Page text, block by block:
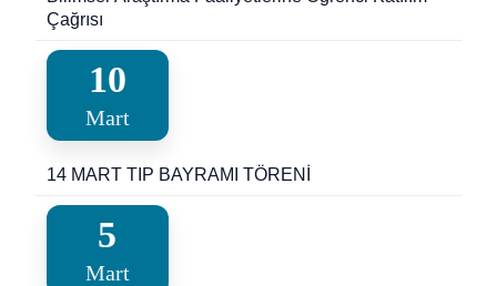
Çağrısı
10
Mart
14 MART TIP BAYRAMI TÖRENİ
5
Mart